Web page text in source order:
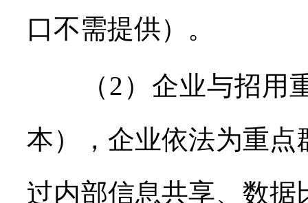
口不需提供）。
（2）企业与招用重
本），企业依法为重
过内部信息共享、数